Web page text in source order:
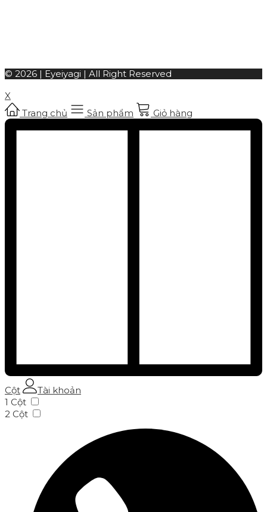
© 2026 | Eyeiyagi | All Right Reserved
X
Trang chủ
Sản phẩm Giỏ hàng
Cột
Tài khoản
1 Cột
2 Cột